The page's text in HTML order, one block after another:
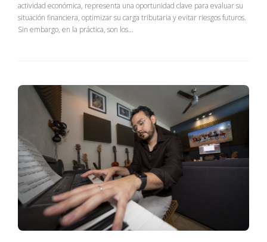
actividad económica, representa una oportunidad clave para evaluar su
situación financiera, optimizar su carga tributaria y evitar riesgos futuros.
Sin embargo, en la práctica, son los...